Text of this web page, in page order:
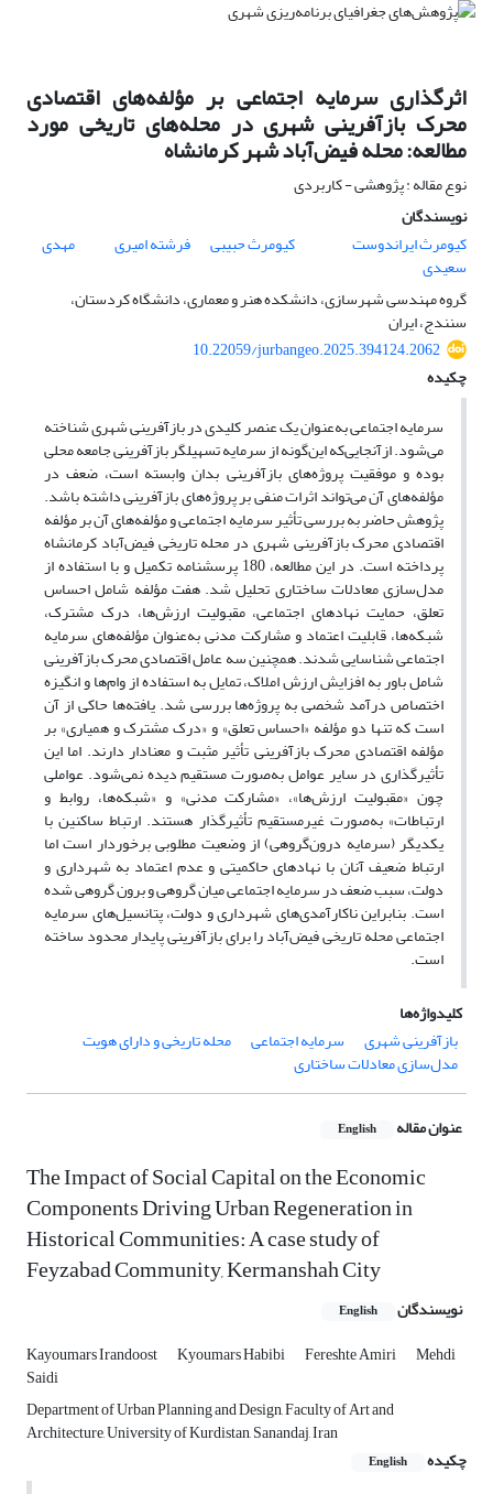
اثرگذاری سرمایه اجتماعی بر مؤلفه‌های اقتصادی
محرک بازآفرینی شهری در محله‌های تاریخی مورد
مطالعه: محله فیض‌آباد شهر کرمانشاه
نوع مقاله : پژوهشی - کاربردی
نویسندگان
کیومرث ایراندوست
کیومرث حبیبی فرشته امیری مهدی
سعیدی
گروه مهندسی شهرسازی، دانشکده هنر و معماری، دانشگاه کردستان،
سنندج، ایران
10.22059/jurbangeo.2025.394124.2062
چکیده
سرمایه اجتماعی به‌عنوان یک عنصر کلیدی در بازآفرینی شهری شناخته
می‌شود. ازآنجایی‌که این‌گونه از سرمایه تسهیلگر بازآفرینی جامعه محلی
بوده و موفقیت پروژه‌های بازآفرینی بدان وابسته است، ضعف در
مؤلفه‌های آن می‌تواند اثرات منفی بر پروژه‌های بازآفرینی داشته باشد.
پژوهش حاضر به بررسی تأثیر سرمایه اجتماعی و مؤلفه‌های آن بر مؤلفه
اقتصادی محرک بازآفرینی شهری در محله تاریخی فیض‌آباد کرمانشاه
پرداخته است. در این مطالعه، 180 پرسشنامه تکمیل و با استفاده از
مدل‌سازی معادلات ساختاری تحلیل شد. هفت مؤلفه شامل احساس
تعلق، حمایت نهادهای اجتماعی، مقبولیت ارزش‌ها، درک مشترک،
شبکه‌ها، قابلیت اعتماد و مشارکت مدنی به‌عنوان مؤلفه‌های سرمایه
اجتماعی شناسایی شدند. همچنین سه عامل اقتصادی محرک بازآفرینی
شامل باور به افزایش ارزش املاک، تمایل به استفاده از وام‌ها و انگیزه
اختصاص درآمد شخصی به پروژه‌ها بررسی شد. یافته‌ها حاکی از آن
است که تنها دو مؤلفه «احساس تعلق» و «درک مشترک و همیاری» بر
مؤلفه اقتصادی محرک بازآفرینی تأثیر مثبت و معنادار دارند. اما این
تأثیرگذاری در سایر عوامل به‌صورت مستقیم دیده نمی‌شود. عواملی
چون «مقبولیت ارزش‌ها»، «مشارکت مدنی» و «شبکه‌ها، روابط و
ارتباطات» به‌صورت غیرمستقیم تأثیرگذار هستند. ارتباط ساکنین با
یکدیگر (سرمایه درون‌گروهی) از وضعیت مطلوبی برخوردار است اما
ارتباط ضعیف آنان با نهادهای حاکمیتی و عدم اعتماد به شهرداری و
دولت، سبب ضعف در سرمایه اجتماعی میان گروهی و برون گروهی شده
است. بنابراین ناکارآمدی‌های شهرداری و دولت، پتانسیل‌های سرمایه
اجتماعی محله تاریخی فیض‌آباد را برای بازآفرینی پایدار محدود ساخته
است.
کلیدواژه‌ها
بازآفرینی شهری
سرمایه اجتماعی محله تاریخی و دارای هویت
مدل‌سازی معادلات ساختاری
عنوان مقاله English
The Impact of Social Capital on the Economic
Components Driving Urban Regeneration in
Historical Communities: A case study of
Feyzabad Community, Kermanshah City
نویسندگان English
Kayoumars Irandoost Kyoumars Habibi Fereshte Amiri Mehdi
Saidi
Department of Urban Planning and Design, Faculty of Art and
Architecture, University of Kurdistan, Sanandaj, Iran
چکیده
English